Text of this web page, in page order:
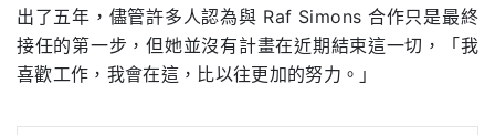
出了五年，儘管許多人認為與 Raf Simons 合作只是最終
接任的第一步，但她並沒有計畫在近期結束這一切，「我
喜歡工作，我會在這，比以往更加的努力。」